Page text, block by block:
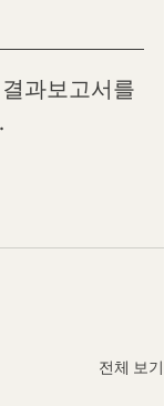
과보고서를
전체 보기